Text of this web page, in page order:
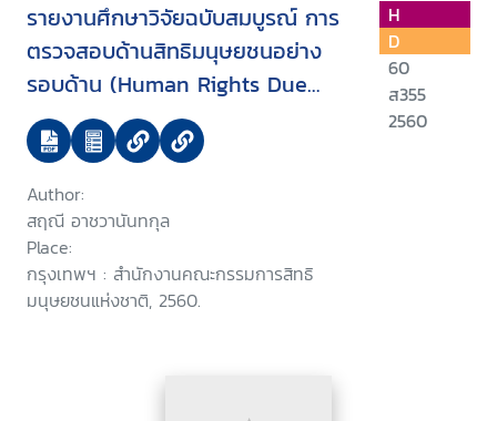
รายงานศึกษาวิจัยฉบับสมบูรณ์ การ
ตรวจสอบด้านสิทธิมนุษยชนอย่าง
รอบด้าน (Human Rights Due
Diligence)
Author:
สฤณี อาชวานันทกุล
Place:
กรุงเทพฯ : สำนักงานคณะกรรมการสิทธิ
มนุษยชนแห่งชาติ, 2560.
H
D
60
ส355
2560